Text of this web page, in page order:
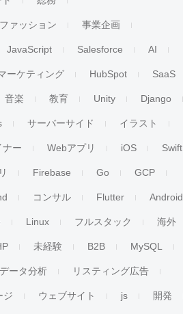
ファッション 事業企画
JavaScript Salesforce AI
ーケティング HubSpot SaaS
音楽 教育 Unity Django
サーバーサイド イラスト
ナー Webアプリ iOS Swift
Firebase Go GCP
コンサル Flutter Android
Linux フルスタック 海外
未経験 B2B MySQL
データ分析 リスティング広告
ジ ウェブサイト js 開発